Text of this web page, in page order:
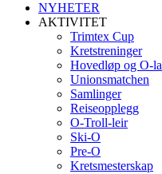
NYHETER
AKTIVITET
Trimtex Cup
Kretstreninger
Hovedløp og O-
Unionsmatchen
Samlinger
Reiseopplegg
O-Troll-leir
Ski-O
Pre-O
Kretsmesterskap